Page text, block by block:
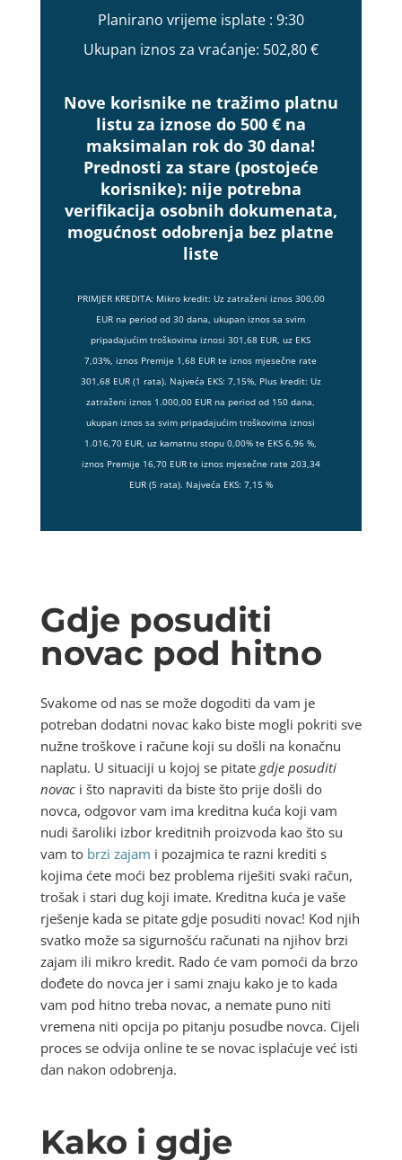
Planirano vrijeme isplate : 9:30
Ukupan iznos za vraćanje: 502,80 €
Nove korisnike ne tražimo platnu
listu za iznose do 500 € na
maksimalan rok do 30 dana!
Prednosti za stare (postojeće
korisnike): nije potrebna
verifikacija osobnih dokumenata,
mogućnost odobrenja bez platne
liste
PRIMJER KREDITA: Mikro kredit: Uz zatraženi iznos 300,00
EUR na period od 30 dana, ukupan iznos sa svim
pripadajućim troškovima iznosi 301,68 EUR, uz EKS
7,03%, iznos Premije 1,68 EUR te iznos mjesečne rate
301,68 EUR (1 rata). Najveća EKS: 7,15%, Plus kredit: Uz
zatraženi iznos 1.000,00 EUR na period od 150 dana,
ukupan iznos sa svim pripadajućim troškovima iznosi
1.016,70 EUR, uz kamatnu stopu 0,00% te EKS 6,96 %,
iznos Premije 16,70 EUR te iznos mjesečne rate 203,34
EUR (5 rata). Najveća EKS: 7,15 %
Gdje posuditi
novac pod hitno
Svakome od nas se može dogoditi da vam je
potreban dodatni novac kako biste mogli pokriti sve
nužne troškove i račune koji su došli na konačnu
naplatu. U situaciji u kojoj se pitate gdje posuditi
novaci što napraviti da biste što prije došli do
novca, odgovor vam ima kreditna kuća koji vam
nudi šaroliki izbor kreditnih proizvoda kao što su
vam to brzi zajam i pozajmica te razni krediti s
kojima ćete moći bez problema riješiti svaki račun,
trošak i stari dug koji imate. Kreditna kuća je vaše
rješenje kada se pitate gdje posuditi novac! Kod njih
svatko može sa sigurnošću računati na njihov brzi
zajam ili mikro kredit. Rado će vam pomoći da brzo
dođete do novca jer i sami znaju kako je to kada
vam pod hitno treba novac, a nemate puno niti
vremena niti opcija po pitanju posudbe novca. Cijeli
proces se odvija online te se novac isplaćuje već isti
dan nakon odobrenja.
Kako i gdje